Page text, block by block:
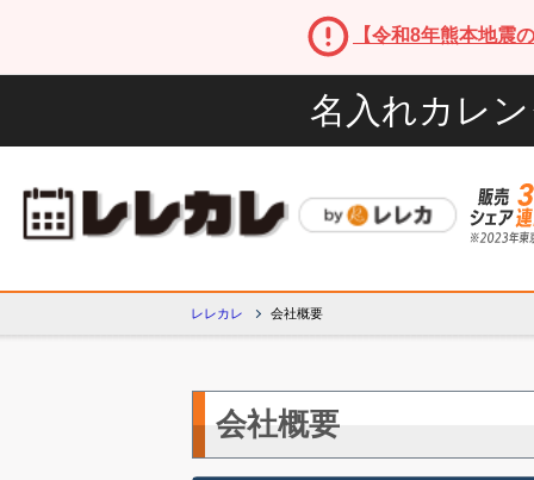
【令和8年熊本地震
名入れカレ
レレカレ 会社概要
会社概要